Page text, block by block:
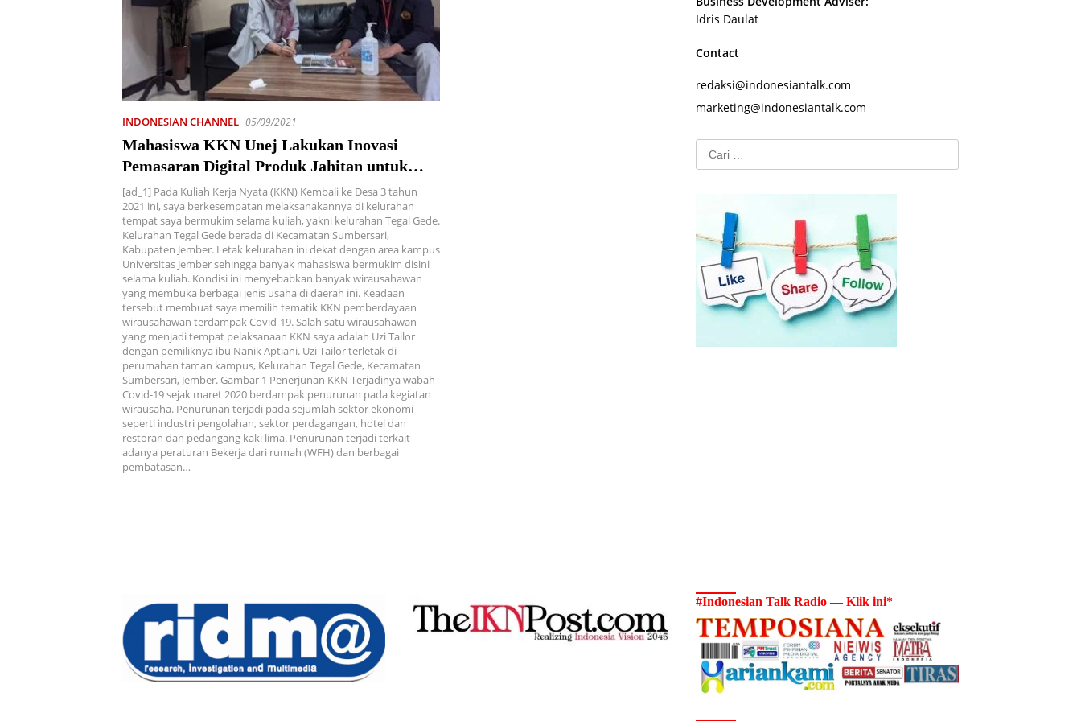
INDONESIAN CHANNEL 05/09/2021
Mahasiswa KKN Unej Lakukan Inovasi
Pemasaran Digital Produk Jahitan untuk
Tingkatkan Omset Usaha – Gaya Hidup
[ad_1] Pada Kuliah Kerja Nyata (KKN) Kembali ke Desa 3 tahun
2021 ini, saya berkesempatan melaksanakannya di kelurahan
tempat saya bermukim selama kuliah, yakni kelurahan Tegal Gede.
Kelurahan Tegal Gede berada di Kecamatan Sumbersari,
Kabupaten Jember. Letak kelurahan ini dekat dengan area kampus
Universitas Jember sehingga banyak mahasiswa bermukim disini
selama kuliah. Kondisi ini menyebabkan banyak wirausahawan
yang membuka berbagai jenis usaha di daerah ini. Keadaan
tersebut membuat saya memilih tematik KKN pemberdayaan
wirausahawan terdampak Covid-19. Salah satu wirausahawan
yang menjadi tempat pelaksanaan KKN saya adalah Uzi Tailor
dengan pemiliknya ibu Nanik Aptiani. Uzi Tailor terletak di
perumahan taman kampus, Kelurahan Tegal Gede, Kecamatan
Sumbersari, Jember. Gambar 1 Penerjunan KKN Terjadinya wabah
Covid-19 sejak maret 2020 berdampak penurunan pada kegiatan
wirausaha. Penurunan terjadi pada sejumlah sektor ekonomi
seperti industri pengolahan, sektor perdagangan, hotel dan
restoran dan pedangang kaki lima. Penurunan terjadi terkait
adanya peraturan Bekerja dari rumah (WFH) dan berbagai
pembatasan…
Idris Daulat
Contact
redaksi@indonesiantalk.com
marketing@indonesiantalk.com
Cari
untuk:
#Indonesian Talk Radio — Klik ini*